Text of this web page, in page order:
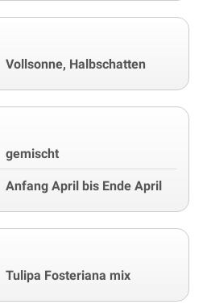
Vollsonne, Halbschatten
gemischt
Anfang April bis Ende April
Tulipa Fosteriana mix